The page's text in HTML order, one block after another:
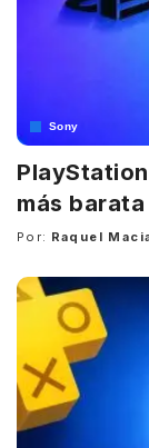
Sony
más barata
Posted
Por: Raquel